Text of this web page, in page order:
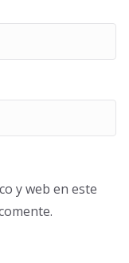
y web en este